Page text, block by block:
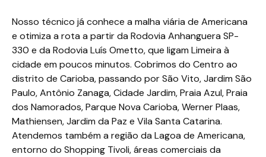
Nosso técnico já conhece a malha viária de Americana
e otimiza a rota a partir da Rodovia Anhanguera SP-
330 e da Rodovia Luís Ometto, que ligam Limeira à
cidade em poucos minutos. Cobrimos do Centro ao
distrito de Carioba, passando por São Vito, Jardim São
Paulo, Antônio Zanaga, Cidade Jardim, Praia Azul, Praia
dos Namorados, Parque Nova Carioba, Werner Plaas,
Mathiensen, Jardim da Paz e Vila Santa Catarina.
Atendemos também a região da Lagoa de Americana,
entorno do Shopping Tivoli, áreas comerciais da